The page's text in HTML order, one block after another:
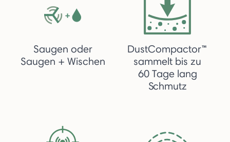
Saugen oder
Saugen + Wischen
DustCompactor™
sammelt bis zu
60 Tage lang
Schmutz